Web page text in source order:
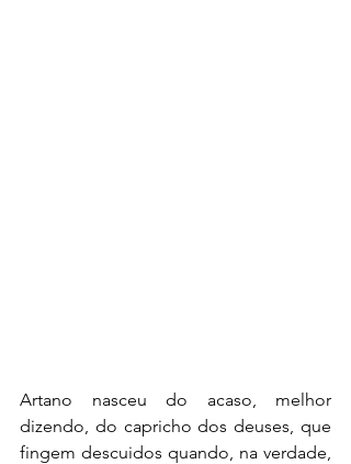
Artano nasceu do acaso, melhor
dizendo, do capricho dos deuses, que
fingem descuidos quando, na verdade,